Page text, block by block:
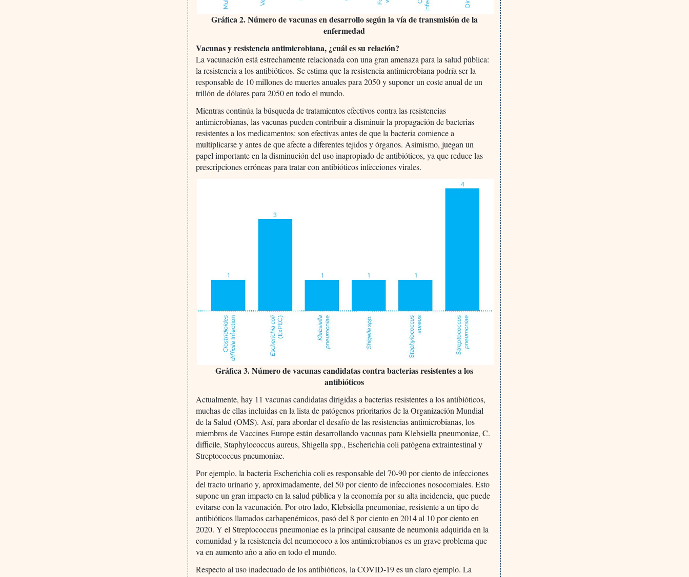
Gráfica 2. Número de vacunas en desarrollo según la vía de transmisión de la
enfermedad
Vacunas y resistencia antimicrobiana, ¿cuál es su relación?
La vacunación está estrechamente relacionada con una gran amenaza para la salud pública:
la resistencia a los antibióticos. Se estima que la resistencia antimicrobiana podría ser la
responsable de 10 millones de muertes anuales para 2050 y suponer un coste anual de un
trillón de dólares para 2050 en todo el mundo.
Mientras continúa la búsqueda de tratamientos efectivos contra las resistencias
antimicrobianas, las vacunas pueden contribuir a disminuir la propagación de bacterias
resistentes a los medicamentos: son efectivas antes de que la bacteria comience a
multiplicarse y antes de que afecte a diferentes tejidos y órganos. Asimismo, juegan un
papel importante en la disminución del uso inapropiado de antibióticos, ya que reduce las
prescripciones erróneas para tratar con antibióticos infecciones virales.
Gráfica 3. Número de vacunas candidatas contra bacterias resistentes a los
antibióticos
Actualmente, hay 11 vacunas candidatas dirigidas a bacterias resistentes a los antibióticos,
muchas de ellas incluidas en la lista de patógenos prioritarios de la Organización Mundial
de la Salud (OMS). Así, para abordar el desafío de las resistencias antimicrobianas, los
miembros de Vaccines Europe están desarrollando vacunas para Klebsiella pneumoniae, C.
difficile, Staphylococcus aureus, Shigella spp., Escherichia coli patógena extraintestinal y
Streptococcus pneumoniae.
Por ejemplo, la bacteria Escherichia coli es responsable del 70-90 por ciento de infecciones
del tracto urinario y, aproximadamente, del 50 por ciento de infecciones nosocomiales. Esto
supone un gran impacto en la salud pública y la economía por su alta incidencia, que puede
evitarse con la vacunación. Por otro lado, Klebsiella pneumoniae, resistente a un tipo de
antibióticos llamados carbapenémicos, pasó del 8 por ciento en 2014 al 10 por ciento en
2020. Y el Streptococcus pneumoniae es la principal causante de neumonía adquirida en la
comunidad y la resistencia del neumococo a los antimicrobianos es un grave problema que
va en aumento año a año en todo el mundo.
Respecto al uso inadecuado de los antibióticos, la COVID-19 es un claro ejemplo. La